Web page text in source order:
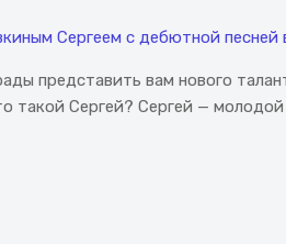
Сергеем с дебютной
представить вам нового
такой Сергей? Сергей —